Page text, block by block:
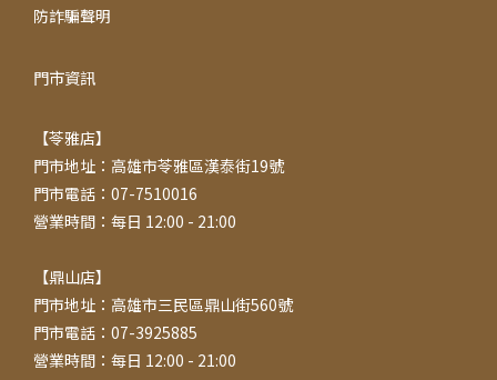
防詐騙聲明
門市資訊
【苓雅店】
門市地址：高雄市苓雅區漢泰街19號
門市電話：07-7510016
營業時間：每日 12:00 - 21:00
【鼎山店】
門市地址：高雄市三民區鼎山街560號
門市電話：07-3925885
營業時間：每日 12:00 - 21:00